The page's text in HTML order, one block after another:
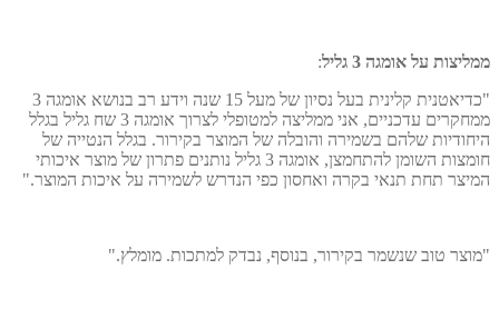
על אומגה 3 גליל
:
"כדיאטנית קלינית בעל נסיון של מעל 15 שנה וידע רב בנושא אומגה 3
ממחקרים עדכניים, אני ממליצה למטופלי לצרוך אומגה 3 שח גליל בגלל
שלהם בשמירה והובלה של המוצר בקירור. בגלל הנטייה של
חומצות השומן להתחמצן, אומגה 3 גליל נותנים פתרון של מוצר איכותי
תחת תנאי בקרה ואחסון כפי הנדרש לשמירה על איכות המוצר."
טוב שנשמר בקירור, בנוסף, נבדק למתכות. מומלץ."